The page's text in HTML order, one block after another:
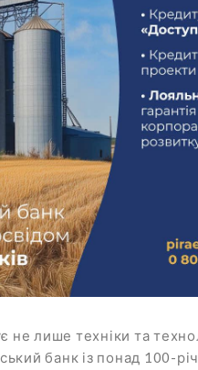
лише техніки та
банк із понад 100-